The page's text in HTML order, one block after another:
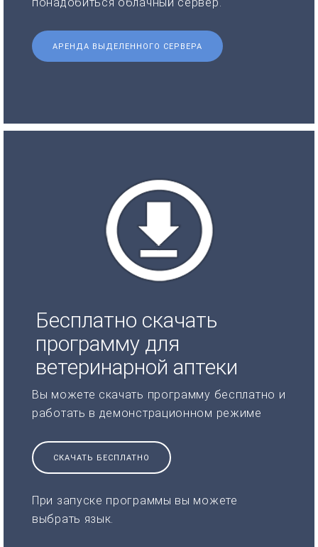
АРЕНДА ВЫДЕЛЕННОГО СЕРВЕРА
Бесплатно скачать
программу для
ветеринарной аптеки
Вы можете скачать программу бесплатно и
работать в демонстрационном режиме
СКАЧАТЬ БЕСПЛАТНО
При запуске программы вы можете
выбрать язык.